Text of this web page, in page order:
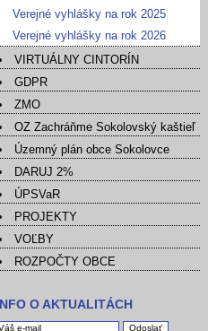
Verejné vyhlášky na rok 2025
Verejné vyhlášky na rok 2026
VIRTUÁLNY CINTORÍN
GDPR
ZMO
OZ Zachráňme Sokolovský kaštieľ
Územný plán obce Sokolovce
DARUJ 2%
ÚPSVaR
PROJEKTY
VOĽBY
ROZPOČTY OBCE
INFO O AKTUALITÁCH